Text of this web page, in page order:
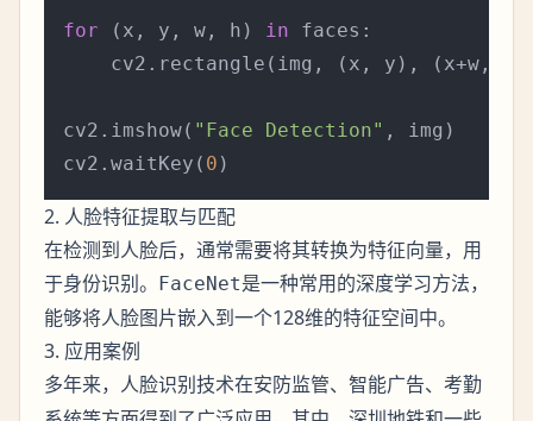
for (x, y, w, h) in faces:
cv2.rectangle(img, (x, y), (x+w,
cv2.imshow( "Face Detection" , img)
cv2.waitKey( 0
2. 人脸特征提取与匹配
在检测到人脸后，通常需要将其转换为特征向量，用
于身份识别。 FaceNet是一种常用的深度学习方法，
能够将人脸图片嵌入到一个128维的特征空间中。
3. 应用案例
多年来，人脸识别技术在安防监管、 智能广告、 考勤